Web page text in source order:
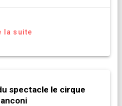
la suite
spectacle le cirque